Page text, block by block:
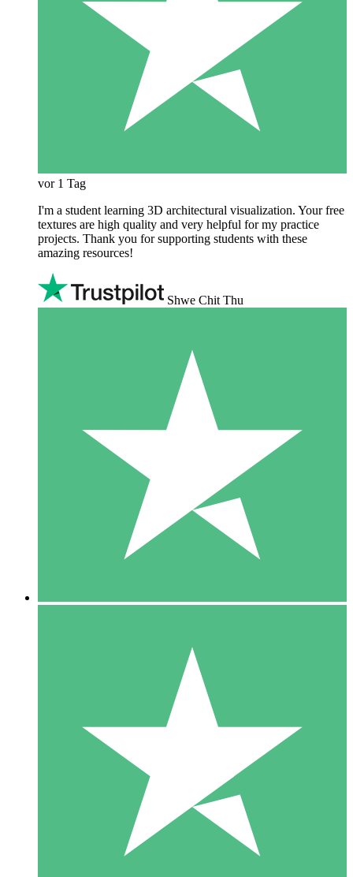
vor 1 Tag
I'm a student learning 3D architectural visualization. Your free
textures are high quality and very helpful for my practice
projects. Thank you for supporting students with these
amazing resources!
Shwe Chit Thu